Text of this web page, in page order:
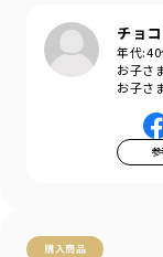
チョ
年代:
お子さ
お子さ
参
購入商品